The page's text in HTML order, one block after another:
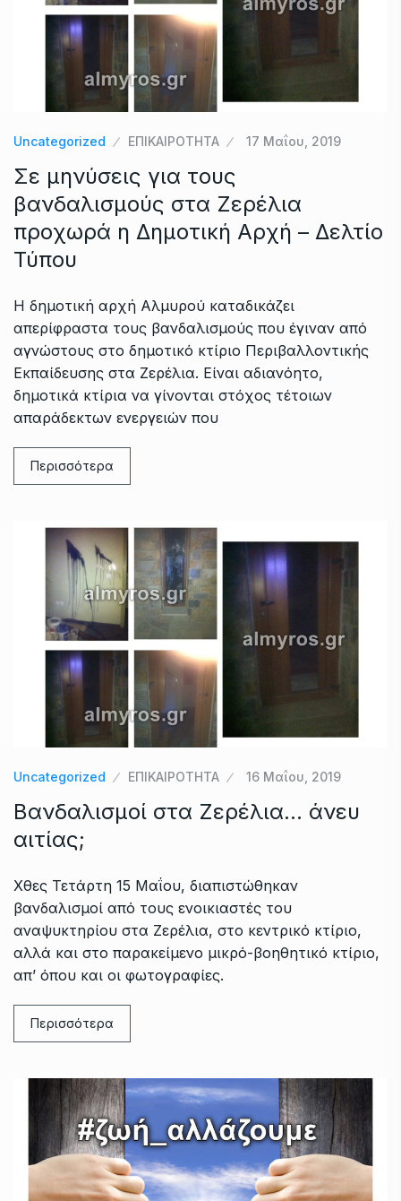
Uncategorized ΕΠΙΚΑΙΡΟΤΗΤΑ 17 Μαΐου, 2019
Σε μηνύσεις για τους
βανδαλισμούς στα Ζερέλια
προχωρά η Δημοτική Αρχή – Δελτίο
Τύπου
Η δημοτική αρχή Αλμυρού καταδικάζει
απερίφραστα τους βανδαλισμούς που έγιναν από
αγνώστους στο δημοτικό κτίριο Περιβαλλοντικής
Εκπαίδευσης στα Ζερέλια. Είναι αδιανόητο,
δημοτικά κτίρια να γίνονται στόχος τέτοιων
απαράδεκτων ενεργειών που
Περισσότερα
Uncategorized ΕΠΙΚΑΙΡΟΤΗΤΑ 16 Μαΐου, 2019
Βανδαλισμοί στα Ζερέλια… άνευ
αιτίας;
Χθες Τετάρτη 15 Μαΐου, διαπιστώθηκαν
βανδαλισμοί από τους ενοικιαστές του
αναψυκτηρίου στα Ζερέλια, στο κεντρικό κτίριο,
αλλά και στο παρακείμενο μικρό-βοηθητικό κτίριο,
απ’ όπου και οι φωτογραφίες.
Περισσότερα